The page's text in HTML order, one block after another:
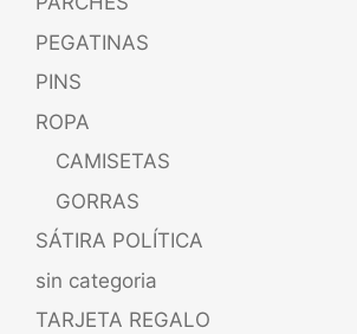
PEGATINAS
PINS
ROPA
CAMISETAS
GORRAS
SÁTIRA POLÍTICA
sin categoria
TARJETA REGALO